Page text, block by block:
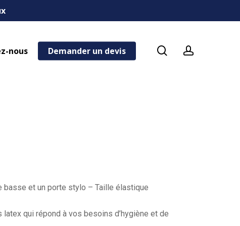
nous Demander un devis searchaccount
basse et un porte stylo – Taille élastique
qui répond à vos besoins d’hygiène et de